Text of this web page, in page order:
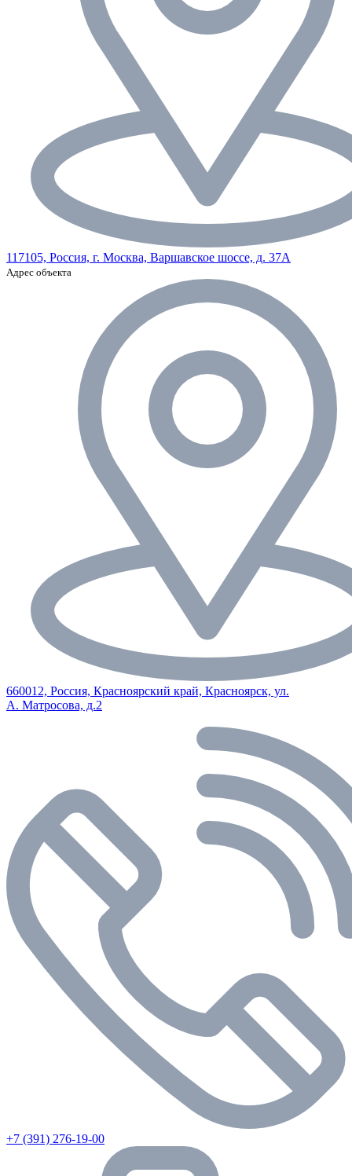
117105, Россия, г. Москва, Варшавское шоссе, д. 37А
Адрес объекта
660012, Россия, Красноярский край, Красноярск, ул.
А. Матросова, д.2
+7 (391) 276-19-00